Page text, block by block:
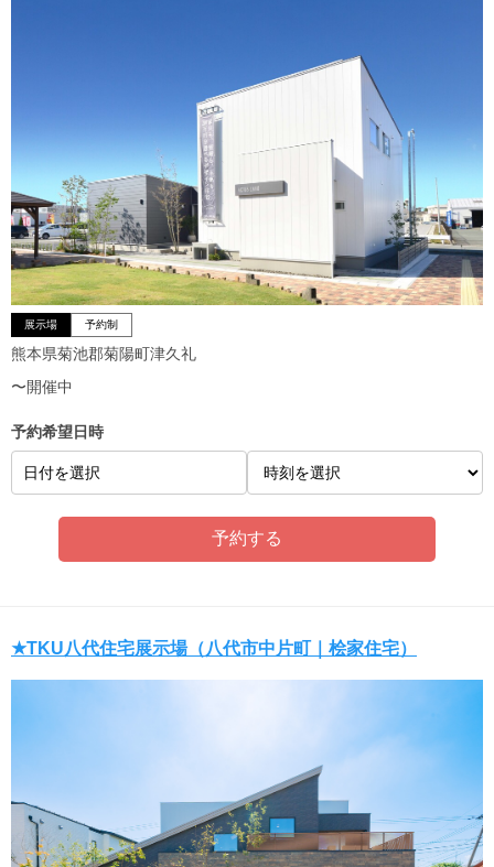
展示場 予約制
熊本県菊池郡菊陽町津久礼
〜開催中
予約希望日時
日付を選択
★TKU八代住宅展示場（八代市中片町｜桧家住宅）